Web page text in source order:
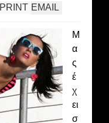
EMAIL
PRINT
Μ
α
ς
έ
χ
ει
σ